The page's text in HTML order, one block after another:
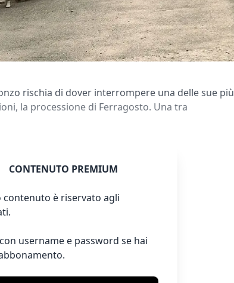
rischia di dover interrompere una delle sue più
la processione di Ferragosto. Una tra
CONTENUTO PREMIUM
contenuto è riservato agli
username e password se hai